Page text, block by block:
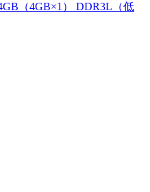
（4GB×1） DDR3L（低